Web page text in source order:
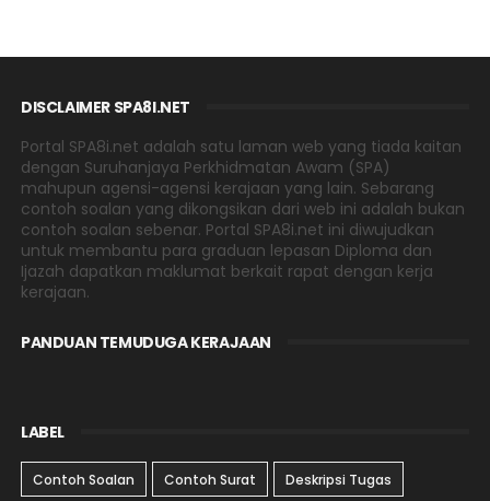
DISCLAIMER SPA8I.NET
Portal SPA8i.net adalah satu laman web yang tiada kaitan
dengan Suruhanjaya Perkhidmatan Awam (SPA)
mahupun agensi-agensi kerajaan yang lain. Sebarang
contoh soalan yang dikongsikan dari web ini adalah bukan
contoh soalan sebenar. Portal SPA8i.net ini diwujudkan
untuk membantu para graduan lepasan Diploma dan
Ijazah dapatkan maklumat berkait rapat dengan kerja
kerajaan.
PANDUAN TEMUDUGA KERAJAAN
LABEL
Contoh Soalan Contoh Surat Deskripsi Tugas